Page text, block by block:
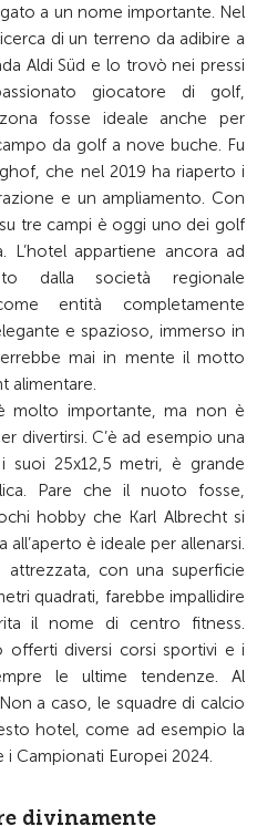
a un nome importante. Nel
di un terreno da adibire a
Aldi Süd e lo trovò nei pressi
giocatore di golf,
fosse ideale anche per
da golf a nove buche. Fu
che nel 2019 ha riaperto i
e un ampliamento. Con
tre campi è oggi uno dei golf
L’hotel appartiene ancora ad
dalla società regionale
entità completamente
e spazioso, immerso in
mai in mente il motto
alimentare.
molto importante, ma non è
divertirsi. C’è ad esempio una
25x12,5 metri, è grande
Pare che il nuoto fosse,
hobby che Karl Albrecht si
all’aperto è ideale per allenarsi.
attrezzata, con una superficie
quadrati, farebbe impallidire
il nome di centro fitness.
offerti diversi corsi sportivi e i
le ultime tendenze. Al
a caso, le squadre di calcio
hotel, come ad esempio la
Campionati Europei 2024.
divinamente